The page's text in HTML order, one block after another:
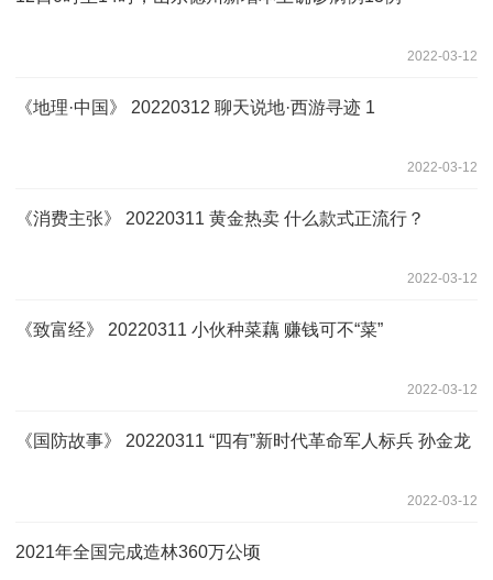
2022-03-12
《地理·中国》 20220312 聊天说地·西游寻迹 1
2022-03-12
《消费主张》 20220311 黄金热卖 什么款式正流行？
2022-03-12
《致富经》 20220311 小伙种菜藕 赚钱可不“菜”
2022-03-12
《国防故事》 20220311 “四有”新时代革命军人标兵 孙金龙
2022-03-12
2021年全国完成造林360万公顷